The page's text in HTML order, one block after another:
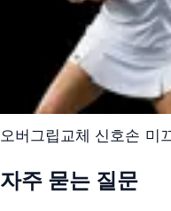
오버그립 교체 신호손 미
자주 묻는 질문